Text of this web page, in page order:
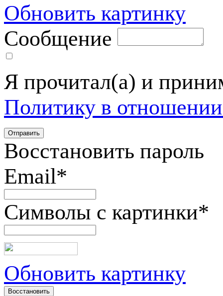
Обновить картинку
Сообщение
Я прочитал(а) и
Политику в
Восстановить пароль
Email*
Символы с картинки*
Обновить картинку